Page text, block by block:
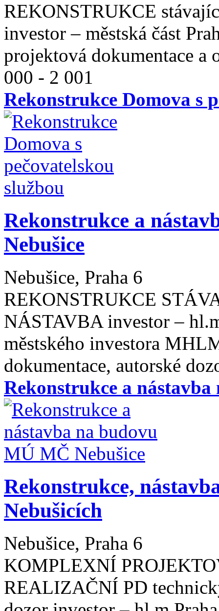
REKONSTRUKCE
investor – městská část
projektová dokumentace a
000 - 2 001
Rekonstrukce Domova s
Rekonstrukce a
Nebušice
Nebušice, Praha 6
REKONSTRUKCE
NÁSTAVBA investor –
městského investora
dokumentace, autorské
Rekonstrukce a
Rekonstrukce,
Nebušicích
Nebušice, Praha 6
KOMPLEXNÍ
REALIZAČNÍ PD